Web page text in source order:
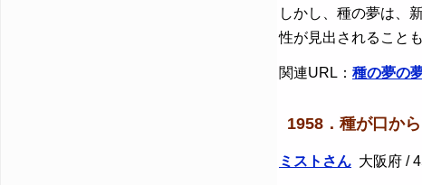
しかし、種の夢は、
性が見出されること
関連URL： 種の夢の
1958．種が口か
ミストさん 大阪府 /